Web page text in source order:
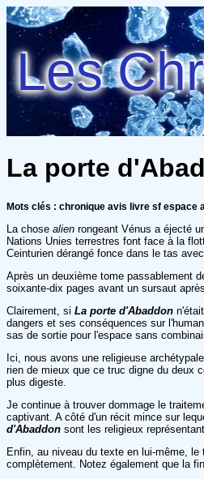
Les
La porte
Mots clés : chronique avis livre sf
La chose alien rongeant Vénus a éjecté
Nations Unies terrestres font face à la
Ceinturien dérangé fonce dans le tas
Après un deuxième tome passablement
soixante-dix pages avant un sursaut
Clairement, si La porte d'Abaddon
dangers et ses conséquences sur
sas de sortie pour l'espace sans
Ici, nous avons une religieuse
rien de mieux que ce truc digne du deux
plus digeste.
Je continue à trouver dommage le
captivant. A côté d'un récit mince sur
d'Abaddon sont les religieux
Enfin, au niveau du texte en lui-même, le
complètement. Notez également que la